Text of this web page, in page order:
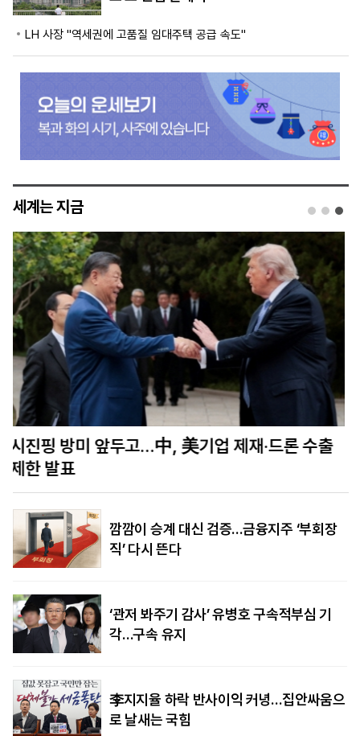
LH 사장 "역세권에 고품질 임대주택 공급 속도"
세계는 지금
“비핵 3원칙 견지”한 다카이치…‘계속 지키겠
다’는 약속은 없었다
깜깜이 승계 대신 검증…금융지주 ‘부회장
직’ 다시 뜬다
‘관저 봐주기 감사’ 유병호 구속적부심 기
각…구속 유지
李지지율 하락 반사이익 커녕…집안싸움으
로 날새는 국힘